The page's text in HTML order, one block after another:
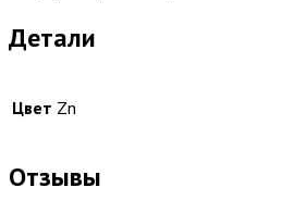
Детали
Цвет Zn
Отзывы